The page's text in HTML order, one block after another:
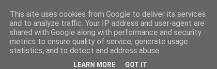
This site uses cookies from Google to deliver its services
and to analyze traffic. Your IP address and user-agent are
shared with Google along with performance and security
metrics to ensure quality of service, generate usage
statistics, and to detect and address abuse.
LEARN MORE GOT IT